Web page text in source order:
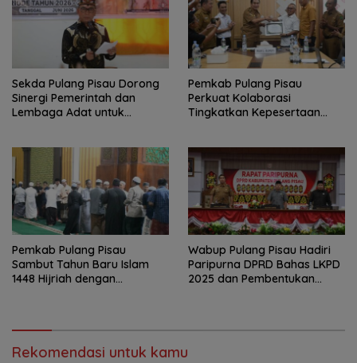
Sekda Pulang Pisau Dorong
Sinergi Pemerintah dan
Lembaga Adat untuk
Pemkab Pulang Pisau
Perkuat Kolaborasi
Tingkatkan Kepesertaan
Pemkab Pulang Pisau
Sambut Tahun Baru Islam
1448 Hijriah dengan
Wabup Pulang Pisau Hadiri
Paripurna DPRD Bahas LKPD
2025 dan Pembentukan
Rekomendasi untuk kamu